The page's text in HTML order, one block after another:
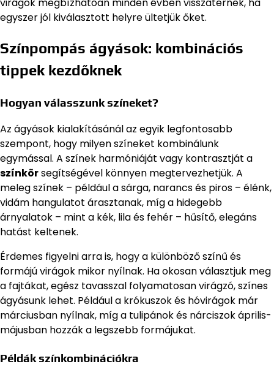
egyszer jól kiválasztott helyre ültetjük őket.
Színpompás ágyások: kombinációs
tippek kezdőknek
Hogyan válasszunk színeket?
Az ágyások kialakításánál az egyik legfontosabb
szempont, hogy milyen színeket kombinálunk
egymással. A színek harmóniáját vagy kontrasztját a
színkörsegítségével könnyen megtervezhetjük. A
meleg színek – például a sárga, narancs és piros – élénk,
vidám hangulatot árasztanak, míg a hidegebb
árnyalatok – mint a kék, lila és fehér – hűsítő, elegáns
hatást keltenek.
Érdemes figyelni arra is, hogy a különböző színű és
formájú virágok mikor nyílnak. Ha okosan választjuk meg
a fajtákat, egész tavasszal folyamatosan virágzó, színes
ágyásunk lehet. Például a krókuszok és hóvirágok már
márciusban nyílnak, míg a tulipánok és nárciszok április-
májusban hozzák a legszebb formájukat.
Példák színkombinációkra